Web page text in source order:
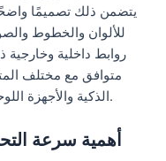
يتضمن ذلك تصميمًا
للألوان والخطوط
روابط داخلية
متوافق مع مختلف
الذكية والأجهزة اللوحية، وأن سرعة تحميل الصفحات سريعة.
أهمية سرعة